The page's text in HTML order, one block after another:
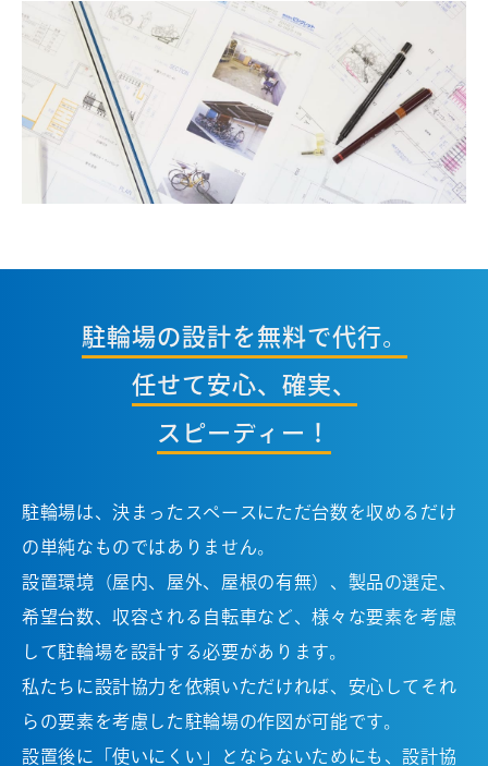
6
駐輪場の設計を無料で代行。
任せて安心、確実、
スピーディー！
駐輪場は、決まったスペースにただ台数を収めるだけ
の単純なものではありません。
設置環境（屋内、屋外、屋根の有無）、製品の選定、
希望台数、収容される自転車など、様々な要素を考慮
して駐輪場を設計する必要があります。
私たちに設計協力を依頼いただければ、安心してそれ
らの要素を考慮した駐輪場の作図が可能です。
設置後に「使いにくい」とならないためにも、設計協